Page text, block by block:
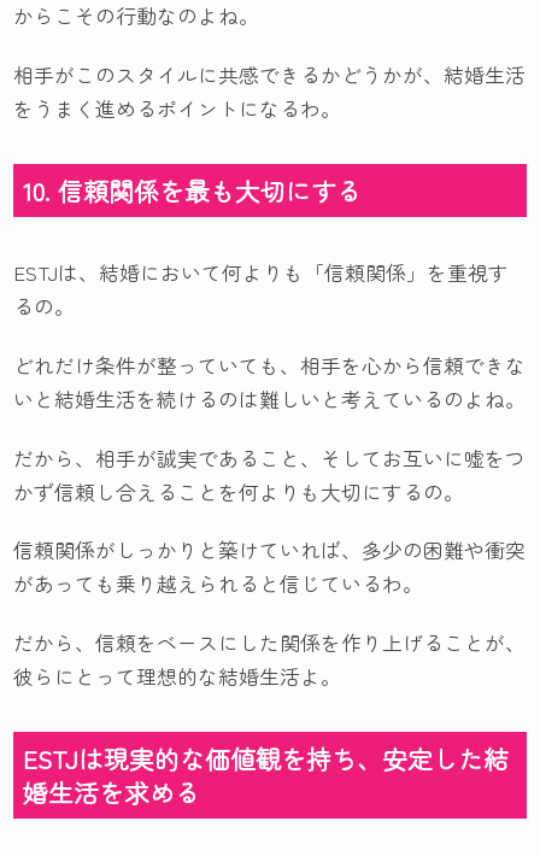
からこその行動なのよね。
相手がこのスタイルに共感できるかどうかが、結婚生活
をうまく進めるポイントになるわ。
10. 信頼関係を最も大切にする
ESTJは、結婚において何よりも「信頼関係」を重視す
るの。
どれだけ条件が整っていても、相手を心から信頼できな
いと結婚生活を続けるのは難しいと考えているのよね。
だから、相手が誠実であること、そしてお互いに嘘をつ
かず信頼し合えることを何よりも大切にするの。
信頼関係がしっかりと築けていれば、多少の困難や衝突
があっても乗り越えられると信じているわ。
だから、信頼をベースにした関係を作り上げることが、
彼らにとって理想的な結婚生活よ。
ESTJは現実的な価値観を持ち、安定した結
婚生活を求める